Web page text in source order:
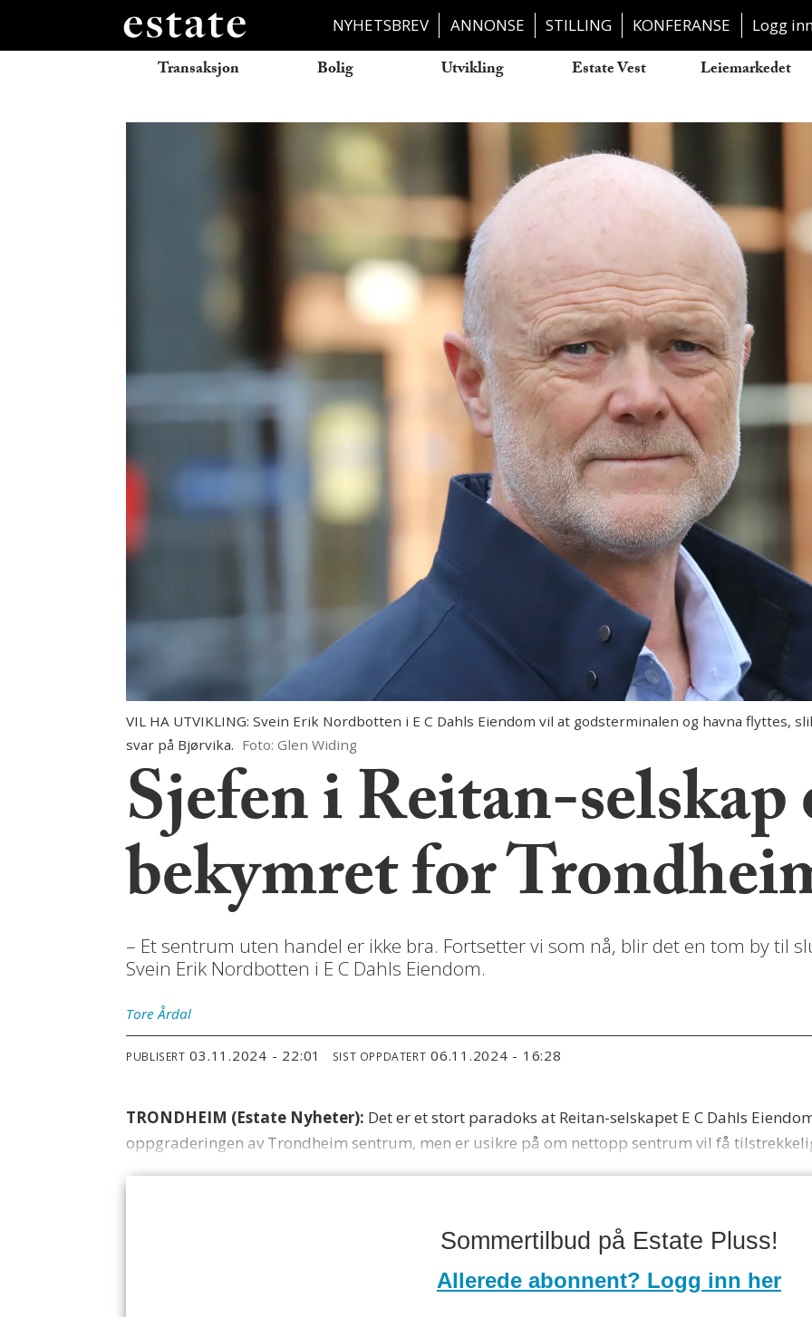
NYHETSBREV ANNONSE STILLING KONFERANSE Logg
Transaksjon Bolig Utvikling Estate Vest Leiemarkedet
VIL HA UTVIKLING: Svein Erik Nordbotten i E C Dahls Eiendom vil at godsterminalen og havna flyttes,
svar på Bjørvika. Foto: Glen Widing
Sjefen i Reitan-selskap
bekymret for
– Et sentrum uten handel er ikke bra. Fortsetter vi som nå, blir det en tom by til
Svein Erik Nordbotten i E C Dahls Eiendom.
Tore Årdal
PUBLISERT 03.11.2024 - 22:01 SIST OPPDATERT 06.11.2024 - 16:28
TRONDHEIM (Estate Nyheter): Det er et stort paradoks at Reitan-selskapet E C Dahls
oppgraderingen av Trondheim sentrum, men er usikre på om nettopp sentrum vil få
Sommertilbud på Estate Pluss!
Allerede abonnent? Logg inn her